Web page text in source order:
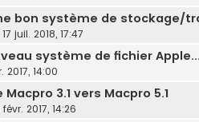
bon système de stockage/
17 juil. 2018, 17:47
système de fichier
2017, 14:00
Macpro 3.1 vers Macpro 5.1
févr. 2017, 14:26